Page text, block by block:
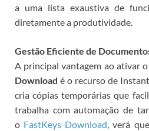
a uma lista exaustiva de
diretamente a produtividade.
Gestão Eficiente de
A principal vantagem ao ativar o
Download é o recurso de
cria cópias temporárias que
trabalha com automação de
o FastKeys Download, verá